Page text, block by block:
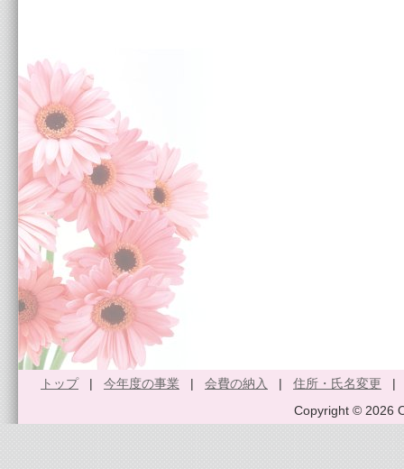
トップ| 今年度の事業 | 会費の納入 | 住所・氏名変更
Copyright © 2026